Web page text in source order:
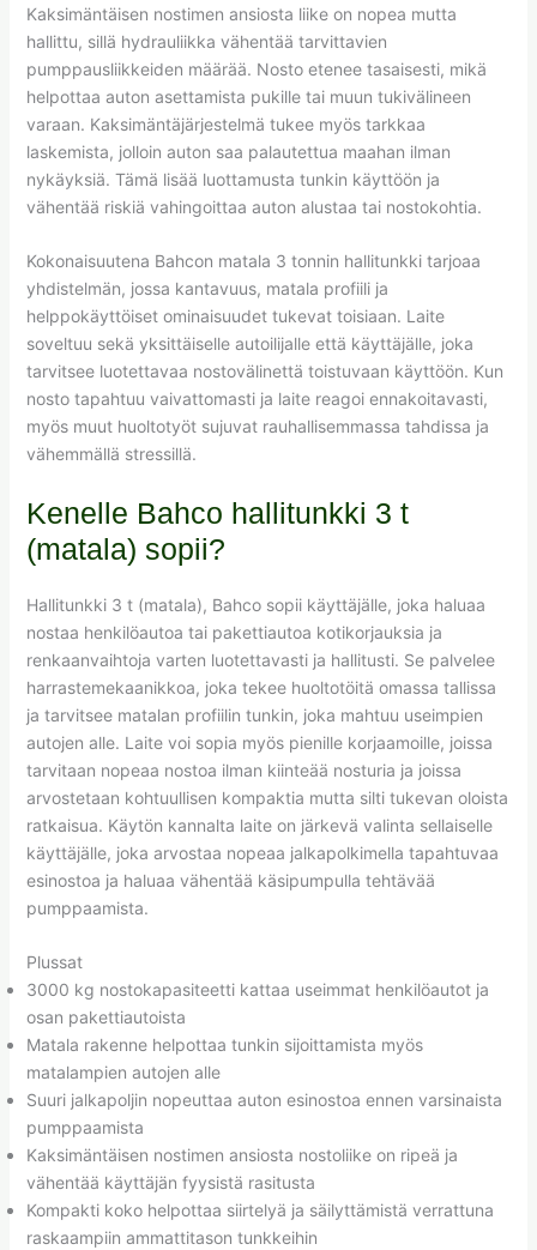
Kaksimäntäisen nostimen ansiosta liike on nopea mutta
hallittu, sillä hydrauliikka vähentää tarvittavien
pumppausliikkeiden määrää. Nosto etenee tasaisesti, mikä
helpottaa auton asettamista pukille tai muun tukivälineen
varaan. Kaksimäntäjärjestelmä tukee myös tarkkaa
laskemista, jolloin auton saa palautettua maahan ilman
nykäyksiä. Tämä lisää luottamusta tunkin käyttöön ja
vähentää riskiä vahingoittaa auton alustaa tai nostokohtia.
Kokonaisuutena Bahcon matala 3 tonnin hallitunkki tarjoaa
yhdistelmän, jossa kantavuus, matala profiili ja
helppokäyttöiset ominaisuudet tukevat toisiaan. Laite
soveltuu sekä yksittäiselle autoilijalle että käyttäjälle, joka
tarvitsee luotettavaa nostovälinettä toistuvaan käyttöön. Kun
nosto tapahtuu vaivattomasti ja laite reagoi ennakoitavasti,
myös muut huoltotyöt sujuvat rauhallisemmassa tahdissa ja
vähemmällä stressillä.
Kenelle Bahco hallitunkki 3 t
(matala) sopii?
Hallitunkki 3 t (matala), Bahco sopii käyttäjälle, joka haluaa
nostaa henkilöautoa tai pakettiautoa kotikorjauksia ja
renkaanvaihtoja varten luotettavasti ja hallitusti. Se palvelee
harrastemekaanikkoa, joka tekee huoltotöitä omassa tallissa
ja tarvitsee matalan profiilin tunkin, joka mahtuu useimpien
autojen alle. Laite voi sopia myös pienille korjaamoille, joissa
tarvitaan nopeaa nostoa ilman kiinteää nosturia ja joissa
arvostetaan kohtuullisen kompaktia mutta silti tukevan oloista
ratkaisua. Käytön kannalta laite on järkevä valinta sellaiselle
käyttäjälle, joka arvostaa nopeaa jalkapolkimella tapahtuvaa
esinostoa ja haluaa vähentää käsipumpulla tehtävää
pumppaamista.
Plussat
3000 kg nostokapasiteetti kattaa useimmat henkilöautot ja
osan pakettiautoista
Matala rakenne helpottaa tunkin sijoittamista myös
matalampien autojen alle
Suuri jalkapoljin nopeuttaa auton esinostoa ennen varsinaista
pumppaamista
Kaksimäntäisen nostimen ansiosta nostoliike on ripeä ja
vähentää käyttäjän fyysistä rasitusta
Kompakti koko helpottaa siirtelyä ja säilyttämistä verrattuna
raskaampiin ammattitason tunkkeihin